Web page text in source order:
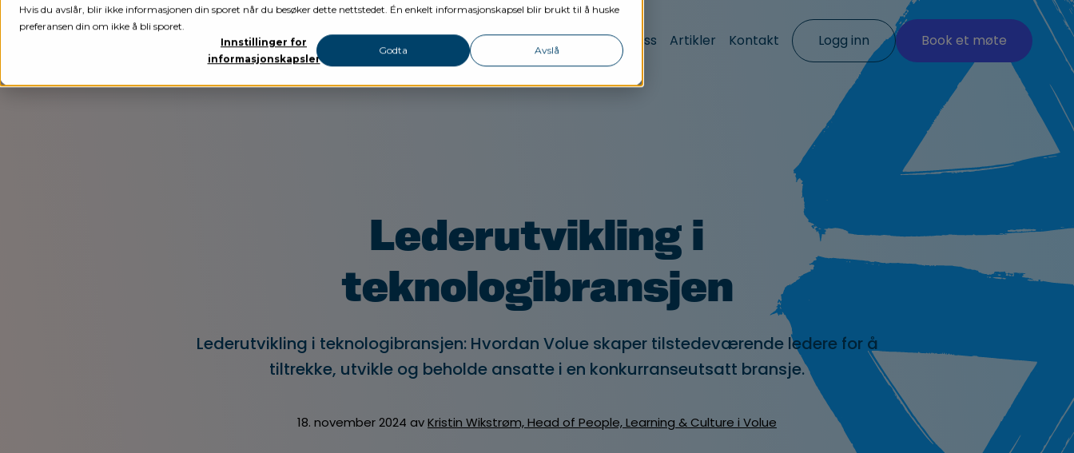
Hvis du avslår, blir ikke informasjonen din sporet når du besøker dette nettstedet. Én enkelt informasjonskapsel blir brukt til å huske
preferansen din om ikke å bli sporet.
Innstillinger for
informasjonskapsler
Godta Avslå
Tjenester
Coaching & Veiledning
Nettverk Referanser Om oss Artikler Kontakt Logg inn Book et møte
Lederutvikling i
teknologibransjen
Lederutvikling i teknologibransjen: Hvordan Volue skaper tilstedeværende ledere for å
tiltrekke, utvikle og beholde ansatte i en konkurranseutsatt bransje.
18. november 2024 avKristin Wikstrøm, Head of People, Learning & Culture i Volue